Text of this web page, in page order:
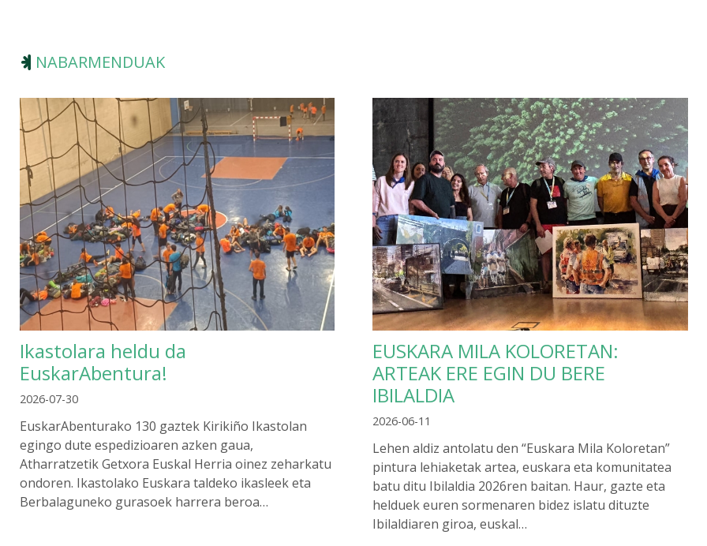
NABARMENDUAK
Ikastolara heldu da
EuskarAbentura!
2026-07-30
EuskarAbenturako 130 gaztek Kirikiño Ikastolan
egingo dute espedizioaren azken gaua,
Atharratzetik Getxora Euskal Herria oinez zeharkatu
ondoren. Ikastolako Euskara taldeko ikasleek eta
Berbalaguneko gurasoek harrera beroa…
EUSKARA MILA KOLORETAN:
ARTEAK ERE EGIN DU BERE
IBILALDIA
2026-06-11
Lehen aldiz antolatu den “Euskara Mila Koloretan”
pintura lehiaketak artea, euskara eta komunitatea
batu ditu Ibilaldia 2026ren baitan. Haur, gazte eta
helduek euren sormenaren bidez islatu dituzte
Ibilaldiaren giroa, euskal…